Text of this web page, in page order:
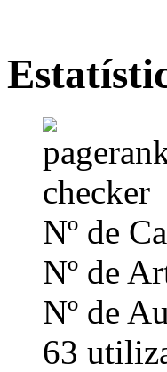
Nº de
Nº de
Nº de
63